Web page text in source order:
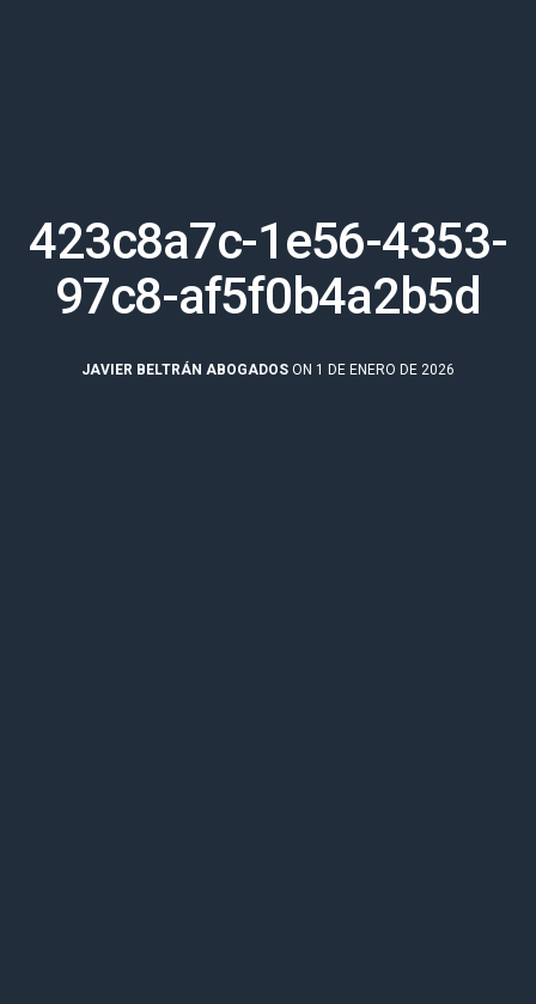
423c8a7c-1e56-4353-
97c8-af5f0b4a2b5d
JAVIER BELTRÁN ABOGADOS ON 1 DE ENERO DE 2026